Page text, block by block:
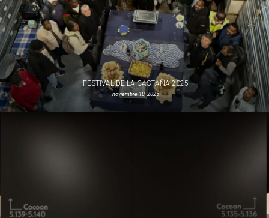
FESTIVAL DE LA CASTAÑA 2025
noviembre 18, 2025